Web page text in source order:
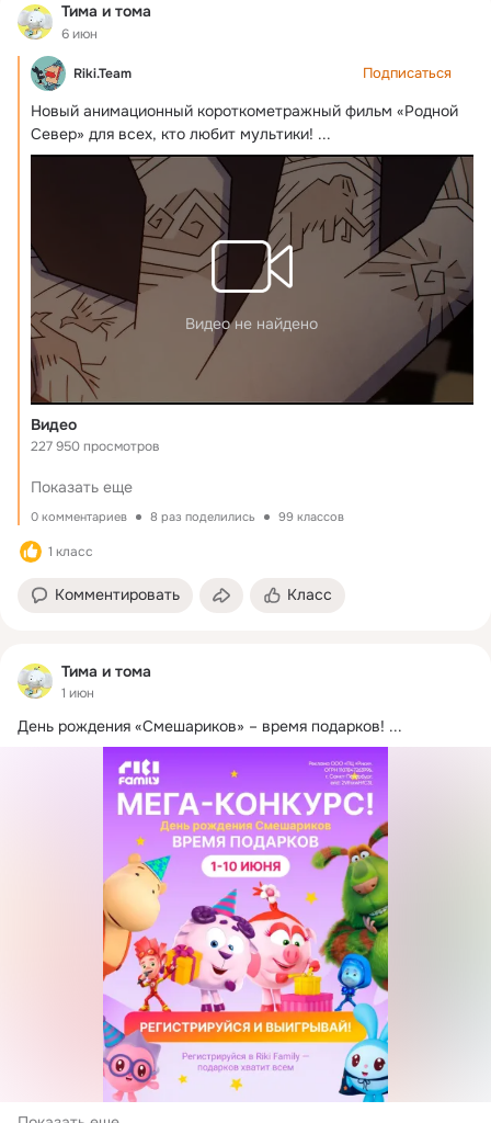
Тима и тома
6 июн
Riki.Team Подписаться
Новый анимационный короткометражный фильм «Родной
Север» для всех, кто любит мультики! ...
Видео не найдено
Видео
227 950 просмотров
Показать еще
0 комментариев 8 раз поделились 99 классов
1 класс
Комментировать Класс
Тима и тома
1 июн
День рождения «Смешариков» – время подарков! ...